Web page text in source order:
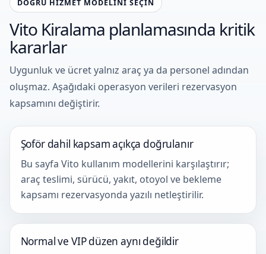
DOĞRU HIZMET MODELINI SEÇIN
Vito Kiralama planlamasında kritik
kararlar
Uygunluk ve ücret yalnız araç ya da personel adından
oluşmaz. Aşağıdaki operasyon verileri rezervasyon
kapsamını değiştirir.
Şoför dahil kapsam açıkça doğrulanır
Bu sayfa Vito kullanım modellerini karşılaştırır;
araç teslimi, sürücü, yakıt, otoyol ve bekleme
kapsamı rezervasyonda yazılı netleştirilir.
Normal ve VIP düzen aynı değildir